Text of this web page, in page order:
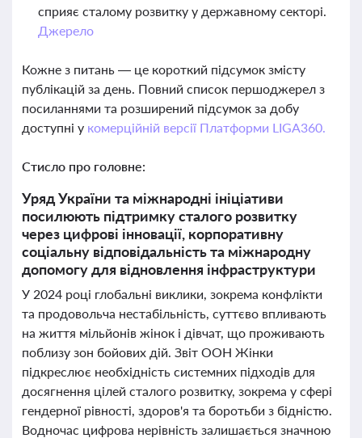
сприяє сталому розвитку у державному секторі.
Джерело
Кожне з питань — це короткий підсумок змісту
публікацій за день. Повний список першоджерел з
посиланнями та розширений підсумок за добу
доступні у комерційній версії Платформи LIGA360.
Стисло про головне:
Уряд України та міжнародні ініціативи
посилюють підтримку сталого розвитку
через цифрові інновації, корпоративну
соціальну відповідальність та міжнародну
допомогу для відновлення інфраструктури
У 2024 році глобальні виклики, зокрема конфлікти
та продовольча нестабільність, суттєво впливають
на життя мільйонів жінок і дівчат, що проживають
поблизу зон бойових дій. Звіт ООН Жінки
підкреслює необхідність системних підходів для
досягнення цілей сталого розвитку, зокрема у сфері
гендерної рівності, здоров'я та боротьби з бідністю.
Водночас цифрова нерівність залишається значною